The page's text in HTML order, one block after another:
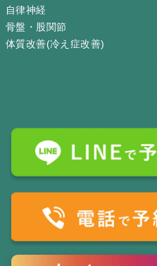
自律神経
骨盤・股関節
体質改善(冷え症改善)